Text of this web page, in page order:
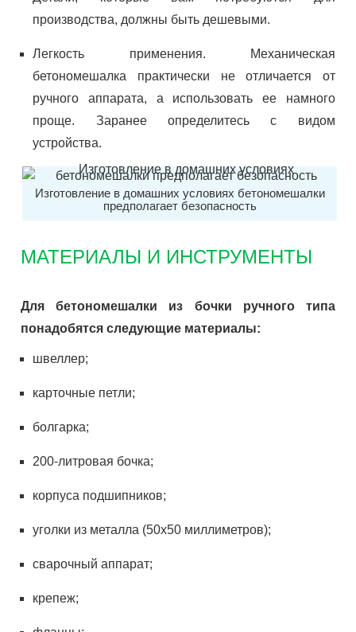
производства, должны быть дешевыми.
Легкость применения. Механическая
бетономешалка практически не отличается от
ручного аппарата, а использовать ее намного
проще. Заранее определитесь с видом
устройства.
Изготовление в домашних условиях бетономешалки
предполагает безопасность
МАТЕРИАЛЫ И ИНСТРУМЕНТЫ
Для бетономешалки из бочки ручного типа
понадобятся следующие материалы:
швеллер;
карточные петли;
болгарка;
200-литровая бочка;
корпуса подшипников;
уголки из металла (50х50 миллиметров);
сварочный аппарат;
крепеж;